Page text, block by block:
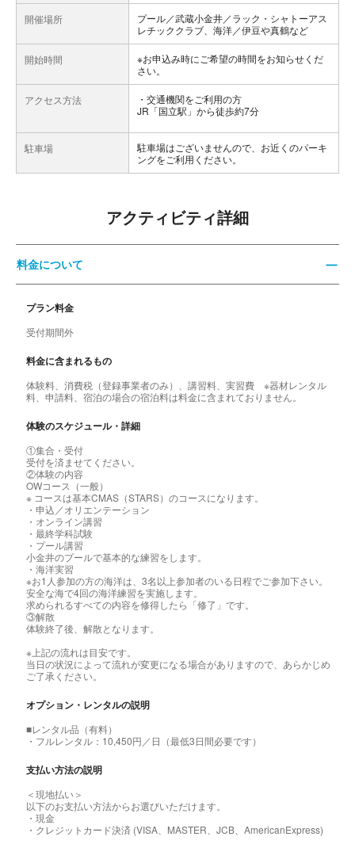
開催場所
プール／武蔵小金井／ラック・シャトーアス
レチッククラブ、海洋／伊豆や真鶴など
開始時間
※お申込み時にご希望の時間をお知らせくだ
さい。
アクセス方法
交通機関をご利用の方
JR「国立駅」から徒歩約7分
駐車場
駐車場はございませんので、お近くのパーキ
ングをご利用ください。
アクティビティ詳細
料金について
プラン料金
受付期間外
料金に含まれるもの
体験料、消費税（登録事業者のみ）、講習料、実習費 ※器材レンタル
料、申請料、宿泊の場合の宿泊料は料金に含まれておりません。
体験のスケジュール・詳細
①集合・受付
受付を済ませてください。
②体験の内容
OWコース（一般）
※ コースは基本CMAS（STARS）のコースになります。
・申込／オリエンテーション
・オンライン講習
・最終学科試験
・プール講習
小金井のプールで基本的な練習をします。
・海洋実習
※お1人参加の方の海洋は、3名以上参加者のいる日程でご参加下さい。
安全な海で4回の海洋練習を実施します。
求められるすべての内容を修得したら「修了」です。
③解散
体験終了後、解散となります。
※上記の流れは目安です。
当日の状況によって流れが変更になる場合がありますので、あらかじめ
ご了承ください。
オプション・レンタルの説明
■レンタル品（有料）
・フルレンタル：10,450円／日（最低3日間必要です）
支払い方法の説明
＜現地払い＞
以下のお支払い方法からお選びいただけます。
・現金
・クレジットカード決済 (VISA、MASTER、JCB、AmericanExpress)